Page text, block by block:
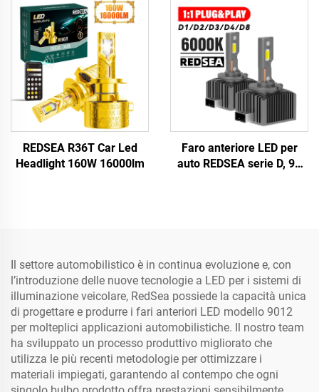
REDSEA R36T Car Led
Headlight 160W 16000lm
Faro anteriore LED per
auto REDSEA serie D, 90
Il settore automobilistico è in continua evoluzione e, con
l’introduzione delle nuove tecnologie a LED per i sistemi di
illuminazione veicolare, RedSea possiede la capacità unica
di progettare e produrre i fari anteriori LED modello 9012
per molteplici applicazioni automobilistiche. Il nostro team
ha sviluppato un processo produttivo migliorato che
utilizza le più recenti metodologie per ottimizzare i
materiali impiegati, garantendo al contempo che ogni